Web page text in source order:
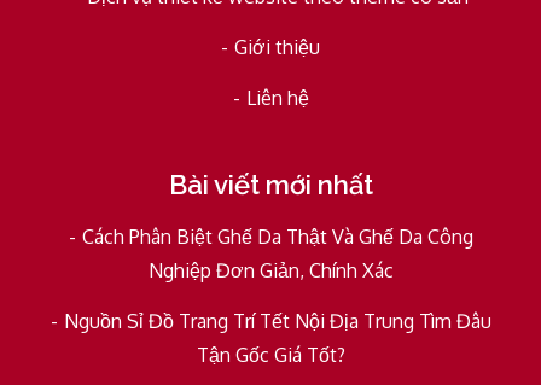
Giới thiệu
Liên hệ
Bài viết mới nhất
Cách Phân Biệt Ghế Da Thật Và Ghế Da Công
Nghiệp Đơn Giản, Chính Xác
Nguồn Sỉ Đồ Trang Trí Tết Nội Địa Trung Tìm Đâu
Tận Gốc Giá Tốt?